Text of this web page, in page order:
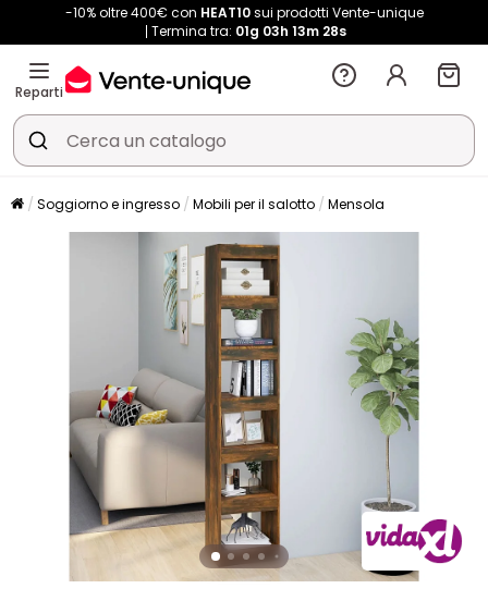
-10% oltre 400€ con HEAT10sui prodotti Vente-unique
Termina tra: 01g 03h 13m 28s
Reparti
Soggiorno e ingresso Mobili per il salotto Mensola